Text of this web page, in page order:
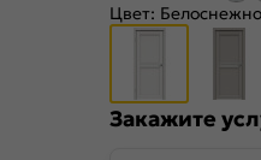
Цвет:
Закажите